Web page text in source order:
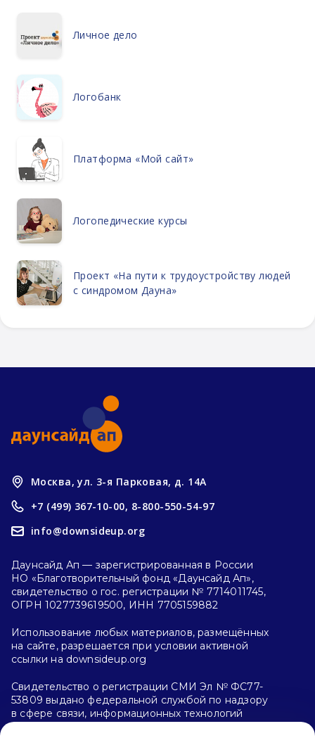
Личное дело
Логобанк
Платформа «Мой сайт»
Логопедические курсы
Проект «На пути к трудоустройству людей
с синдромом Дауна»
Москва, ул. 3-я Парковая, д. 14А
+7 (499) 367-10-00, 8-800-550-54-97
info@downsideup.org
Даунсайд Ап — зарегистрированная в России
НО «Благотворительный фонд «Даунсайд Ап»,
свидетельство о гос. регистрации № 7714011745,
ОГРН 1027739619500, ИНН 7705159882
Использование любых материалов, размещённых
на сайте, разрешается при условии активной
ссылки на downsideup.org
Свидетельство о регистрации СМИ Эл № ФС77-
53809 выдано федеральной службой по надзору
в сфере связи, информационных технологий
и массовых коммуникаций (Роскомнадзор)